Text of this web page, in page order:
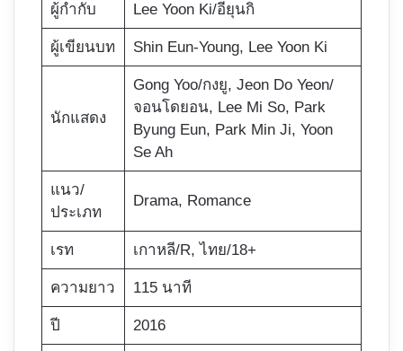
ผู้กำกับ Lee Yoon Ki/อียุนกิ
ผู้เขียนบท Shin Eun-Young, Lee Yoon Ki
นักแสดง
Gong Yoo/กงยู, Jeon Do Yeon/
จอนโดยอน, Lee Mi So, Park
Byung Eun, Park Min Ji, Yoon
Se Ah
แนว/
ประเภท
Drama, Romance
เรท เกาหลี/R, ไทย/18+
ความยาว 115 นาที
ปี 2016